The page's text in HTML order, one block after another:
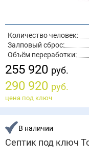
Количество человек:
Залповый сброс:
Объём переработки:
255 920 руб.
290 920 руб.
цена под ключ
В наличии
Септик под ключ